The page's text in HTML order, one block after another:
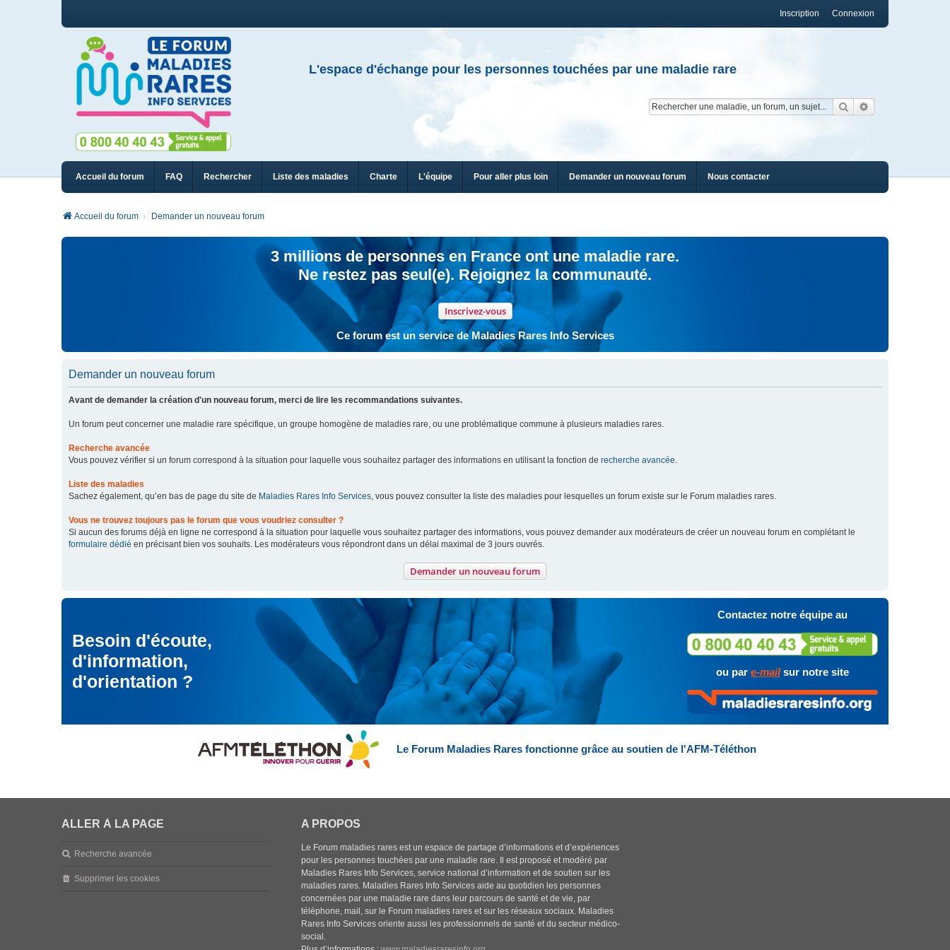
Connexion
Inscription
L'espace d'échange pour les personnes touchées par une maladie rare
Rechercher
Accueil du forum FAQ Rechercher Liste des maladies Charte L'équipe Pour aller plus loin Demander un nouveau forum Nous contacter
Accueil du forum Demander un nouveau forum
3 millions de personnes en France ont une maladie rare.
Ne restez pas seul(e). Rejoignez la communauté.
Inscrivez-vous
Ce forum est un service de Maladies Rares Info Services
Demander un nouveau forum
Avant de demander la création d'un nouveau forum, merci de lire les recommandations suivantes.
Un forum peut concerner une maladie rare spécifique, un groupe homogène de maladies rare, ou une problématique commune à plusieurs maladies rares.
Recherche avancée
Vous pouvez vérifier si un forum correspond à la situation pour laquelle vous souhaitez partager des informations en utilisant la fonction de recherche avancée.
Liste des maladies
Sachez également, qu’en bas de page du site de Maladies Rares Info Services, vous pouvez consulter la liste des maladies pour lesquelles un forum existe sur le Forum maladies rares.
Vous ne trouvez toujours pas le forum que vous voudriez consulter ?
Si aucun des forums déjà en ligne ne correspond à la situation pour laquelle vous souhaitez partager des informations, vous pouvez demander aux modérateurs de créer un nouveau forum en complétant le
formulaire dédié en précisant bien vos souhaits. Les modérateurs vous répondront dans un délai maximal de 3 jours ouvrés.
Demander un nouveau forum
Besoin d'écoute,
d'information,
d'orientation ?
Contactez notre équipe au
ou par e-mailsur notre site
Le Forum Maladies Rares fonctionne grâce au soutien de l'AFM-Téléthon
ALLER À LA PAGE
Recherche avancée
Supprimer les cookies
A PROPOS
Le Forum maladies rares est un espace de partage d’informations et d’expériences
pour les personnes touchées par une maladie rare. Il est proposé et modéré par
Maladies Rares Info Services, service national d’information et de soutien sur les
maladies rares. Maladies Rares Info Services aide au quotidien les personnes
concernées par une maladie rare dans leur parcours de santé et de vie, par
téléphone, mail, sur le Forum maladies rares et sur les réseaux sociaux. Maladies
Rares Info Services oriente aussi les professionnels de santé et du secteur médico-
social.